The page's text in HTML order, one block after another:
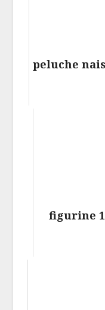
peluche
figurine